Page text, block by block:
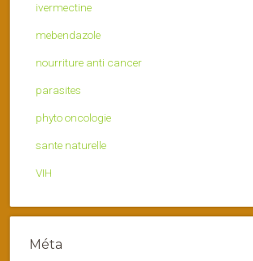
ivermectine
mebendazole
nourriture anti cancer
parasites
phyto oncologie
sante naturelle
VIH
Méta